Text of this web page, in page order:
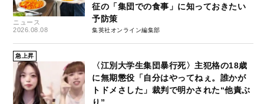
ニュース
2026.08.08
征の「集団での食事」に知っておきたい
予防策
集英社オンライン編集部
急上昇
〈江別大学生集団暴行死〉主犯格の18歳
に無期懲役「自分はやってねぇ。誰かが
トドメさした」裁判で明かされた“他責ぶ